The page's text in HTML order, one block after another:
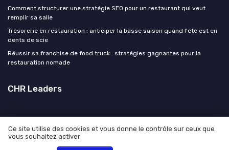
Comment structurer une stratégie SEO pour un restaurant qui veut
remplir sa salle
Trésorerie en restauration : anticiper la basse saison quand l'été est en
dents de scie
Réussir sa franchise de food truck : stratégies gagnantes pour la
restauration nomade
CHR Leaders
Mentions légales
Ce site utilise des cookies et vous donne le contrôle sur ceux que
vous souhaitez activer